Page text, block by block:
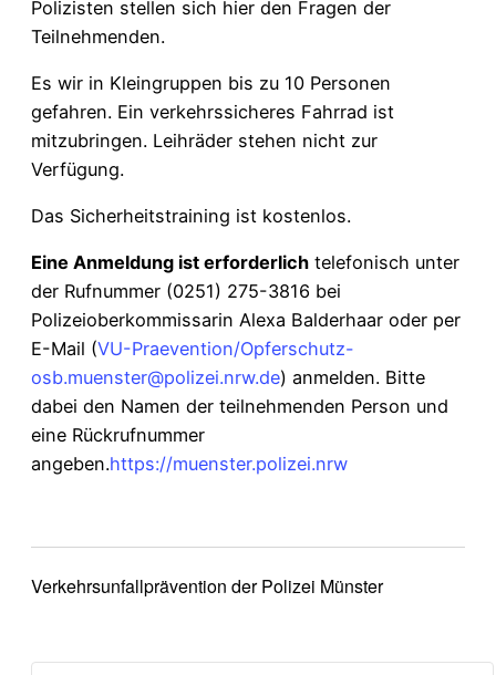
Polizisten stellen sich hier den Fragen der
Teilnehmenden.
Es wir in Kleingruppen bis zu 10 Personen
gefahren. Ein verkehrssicheres Fahrrad ist
mitzubringen. Leihräder stehen nicht zur
Verfügung.
Das Sicherheitstraining ist kostenlos.
Eine Anmeldung ist erforderlich telefonisch unter
der Rufnummer (0251) 275-3816 bei
Polizeioberkommissarin Alexa Balderhaar oder per
E-Mail (VU-Praevention/Opferschutz-
osb.muenster@polizei.nrw.de) anmelden. Bitte
dabei den Namen der teilnehmenden Person und
eine Rückrufnummer
angeben.https://muenster.polizei.nrw
Verkehrsunfallprävention der Polizei Münster